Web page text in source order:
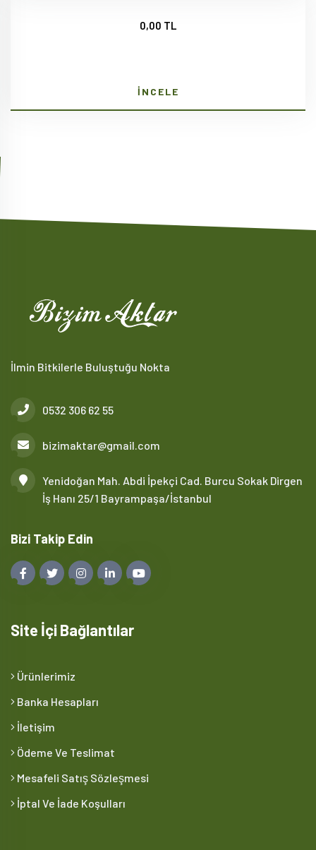
0,00 TL
İNCELE
İlmin Bitkilerle Buluştuğu Nokta
0532 306 62 55
bizimaktar@gmail.com
Yenidoğan Mah. Abdi İpekçi Cad. Burcu Sokak Dirgen
İş Hanı 25/1 Bayrampaşa/İstanbul
Bizi Takip Edin
Site İçi Bağlantılar
Ürünlerimiz
Banka Hesapları
İletişim
Ödeme Ve Teslimat
Mesafeli Satış Sözleşmesi
İptal Ve İade Koşulları